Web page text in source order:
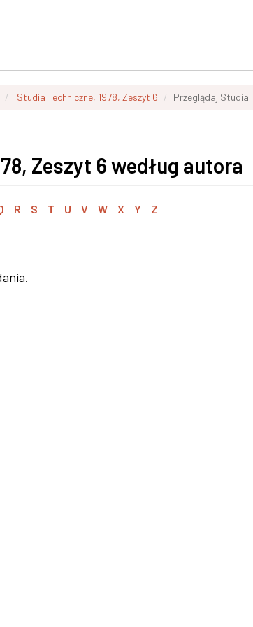
Studia Techniczne, 1978, Zeszyt 6 Przeglądaj Studia
Zeszyt 6 według autora
R S T U V W X Y Z